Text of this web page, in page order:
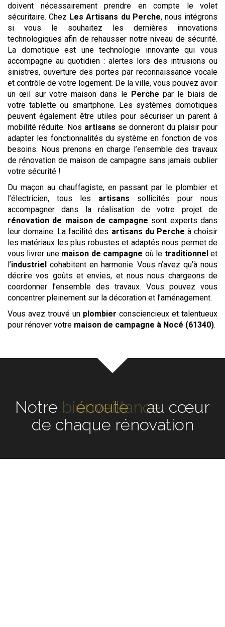
doivent nécessairement prendre en compte le volet
sécuritaire. Chez Les Artisans du Perche, nous intégrons
si vous le souhaitez les dernières innovations
technologiques afin de rehausser notre niveau de sécurité.
La domotique est une technologie innovante qui vous
accompagne au quotidien : alertes lors des intrusions ou
sinistres, ouverture des portes par reconnaissance vocale
et contrôle de votre logement. De la ville, vous pouvez avoir
un œil sur votre maison dans le Perche par le biais de
votre tablette ou smartphone. Les systèmes domotiques
peuvent également être utiles pour sécuriser un parent à
mobilité réduite. Nos artisans se donneront du plaisir pour
adapter les fonctionnalités du système en fonction de vos
besoins. Nous prenons en charge l’ensemble des travaux
de rénovation de maison de campagne sans jamais oublier
votre sécurité !
Du maçon au chauffagiste, en passant par le plombier et
l’électricien, tous les artisans sollicités pour nous
accompagner dans la réalisation de votre projet de
rénovation de maison de campagne sont experts dans
leur domaine. La facilité des artisans du Perche à choisir
les matériaux les plus robustes et adaptés nous permet de
vous livrer une maison de campagne où le traditionnelet
l’industriel cohabitent en harmonie. Vous n’avez qu’à nous
décrire vos goûts et envies, et nous nous chargeons de
coordonner l’ensemble des travaux. Vous pouvez vous
concentrer pleinement sur la décoration et l’aménagement.
Vous avez trouvé un plombier consciencieux et talentueux
pour rénover votre maison de campagne à Nocé (61340).
Notreécouteau cœur de
chaque rénovation